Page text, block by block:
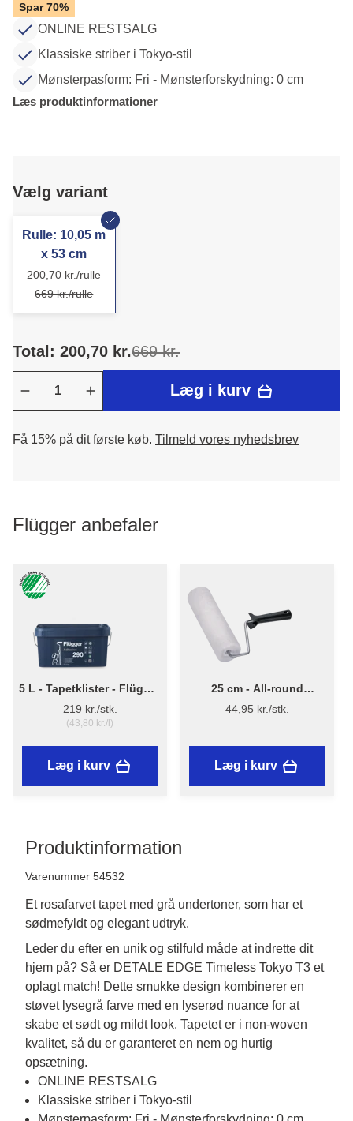
Spar 70%
ONLINE RESTSALG
Klassiske striber i Tokyo-stil
Mønsterpasform: Fri - Mønsterforskydning: 0 cm
Læs produktinformationer
Vælg variant
Rulle: 10,05 m
x 53 cm
200,70 kr./rulle
669 kr./rulle
Total: 200,70 kr.669 kr.
Læg i kurv
Få 15% på dit første køb. Tilmeld vores nyhedsbrev
Flügger anbefaler
5 L - Tapetklister - Flügger
Adhesive 290
219 kr./stk.
(43,80 kr./l)
Læg i kurv
25 cm - All-round
Malerrulle m/skaft
44,95 kr./stk.
Læg i kurv
Produktinformation
Varenummer 54532
Et rosafarvet tapet med grå undertoner, som har et
sødmefyldt og elegant udtryk.
Leder du efter en unik og stilfuld måde at indrette dit
hjem på? Så er DETALE EDGE Timeless Tokyo T3 et
oplagt match! Dette smukke design kombinerer en
støvet lysegrå farve med en lyserød nuance for at
skabe et sødt og mildt look. Tapetet er i non-woven
kvalitet, så du er garanteret en nem og hurtig
opsætning.
ONLINE RESTSALG
Klassiske striber i Tokyo-stil